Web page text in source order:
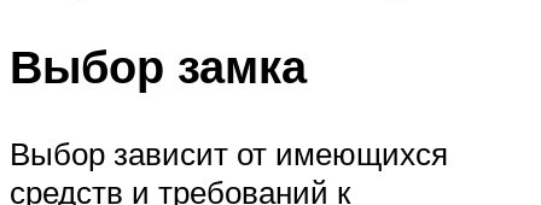
Выбор замка
Выбор зависит от имеющихся
средств и требований к